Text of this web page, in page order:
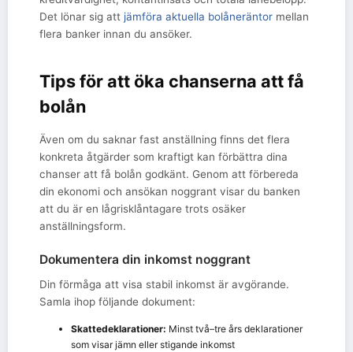
Det lönar sig att jämföra aktuella bolåneräntor mellan
flera banker innan du ansöker.
Tips för att öka chanserna att få
bolån
Även om du saknar fast anställning finns det flera
konkreta åtgärder som kraftigt kan förbättra dina
chanser att få bolån godkänt. Genom att förbereda
din ekonomi och ansökan noggrant visar du banken
att du är en lågrisklåntagare trots osäker
anställningsform.
Dokumentera din inkomst noggrant
Din förmåga att visa stabil inkomst är avgörande.
Samla ihop följande dokument:
Skattedeklarationer: Minst två–tre års deklarationer
som visar jämn eller stigande inkomst